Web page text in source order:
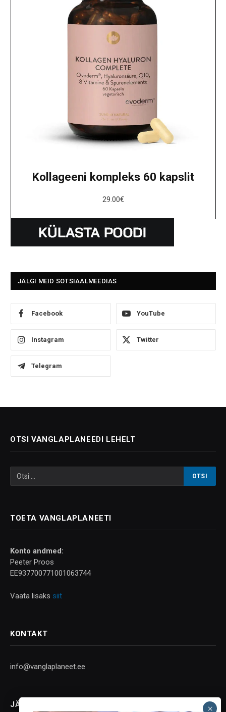
Kollageeni kompleks 60 kapslit
29.00€
JÄLGI MEID SOTSIAALMEEDIAS
Facebook YouTube
Instagram Twitter
Telegram
OTSI VANGLAPLANEEDI LEHELT
TOETA VANGLAPLANEETI
Konto andmed:
Peeter Proos
EE937700771001063744
Vaata lisaks siit
KONTAKT
info@vanglaplaneet.ee
JÄLGI SOTSIAALMEEDIAS